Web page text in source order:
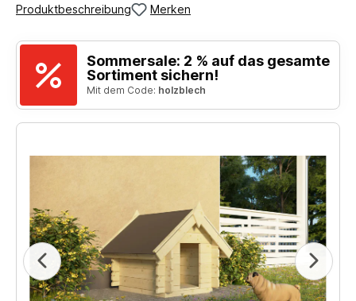
Produktbeschreibung
Merken
Sommersale: 2 % auf das gesamte
Sortiment sichern!
Mit dem Code: holzblech